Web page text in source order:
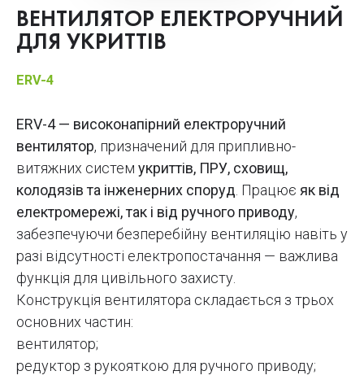
ВЕНТИЛЯТОР ЕЛЕКТРОРУЧНИЙ
ДЛЯ УКРИТТІВ
ERV-4
ERV-4 — високонапірний електроручний
вентилятор, призначений для припливно-
витяжних систем укриттів, ПРУ, сховищ,
колодязів та інженерних споруд . Працює як від
електромережі, так і від ручного приводу,
забезпечуючи безперебійну вентиляцію навіть у
разі відсутності електропостачання — важлива
функція для цивільного захисту.
Конструкція вентилятора складається з трьох
основних частин:
вентилятор;
редуктор з рукояткою для ручного приводу;